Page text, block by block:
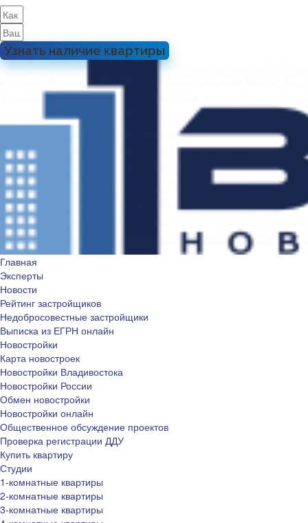
Узнать наличие квартиры
Главная
Эксперты
Новости
Рейтинг застройщиков
Недобросовестные застройщики
Выписка из ЕГРН онлайн
Новостройки
Карта новостроек
Новостройки Владивостока
Новостройки России
Обмен новостройки
Новостройки онлайн
Общественное обсуждение проектов
Проверка регистрации ДДУ
Купить квартиру
Студии
1-комнатные квартиры
2-комнатные квартиры
3-комнатные квартиры